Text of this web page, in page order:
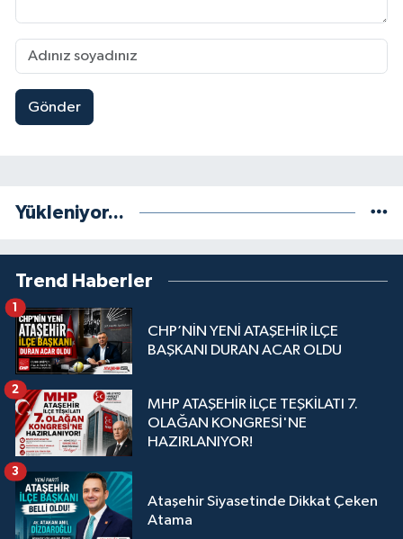
Gönder
Yükleniyor...
Trend Haberler
CHP’NİN YENİ ATAŞEHİR İLÇE
BAŞKANI DURAN ACAR OLDU
1
MHP ATAŞEHİR İLÇE TEŞKİLATI 7.
OLAĞAN KONGRESİ'NE
HAZIRLANIYOR!
2
Ataşehir Siyasetinde Dikkat Çeken
Atama
3